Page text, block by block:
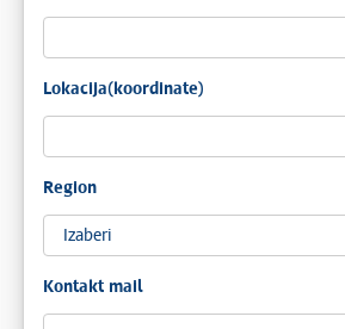
Lokacija(koordinate)
Region
Kontakt mail